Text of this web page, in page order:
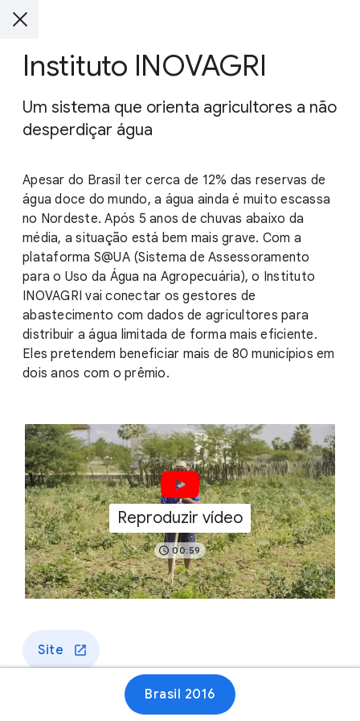
Instituto INOVAGRI
Um sistema que orienta agricultores a não
desperdiçar água
Apesar do Brasil ter cerca de 12% das reservas de
água doce do mundo, a água ainda é muito escassa
no Nordeste. Após 5 anos de chuvas abaixo da
média, a situação está bem mais grave. Com a
plataforma S@UA (Sistema de Assessoramento
para o Uso da Água na Agropecuária), o Instituto
INOVAGRI vai conectar os gestores de
abastecimento com dados de agricultores para
distribuir a água limitada de forma mais eficiente.
Eles pretendem beneficiar mais de 80 municípios em
dois anos com o prêmio.
Reproduzir vídeo
00:59
Site
Brasil 2016